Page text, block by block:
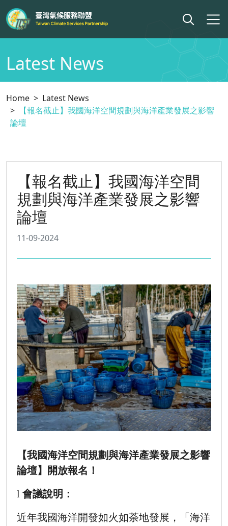
Latest News
Home
Latest News
【報名截止】我國海洋空間規劃與海洋產業發展之影響
論壇
【報名截止】我國海洋空間
規劃與海洋產業發展之影響
論壇
11-09-2024
【我國海洋空間規劃與海洋產業發展之影響
論壇】開放報名！
l 會議說明 ：
近年我國海洋開發如火如荼地發展，「海洋